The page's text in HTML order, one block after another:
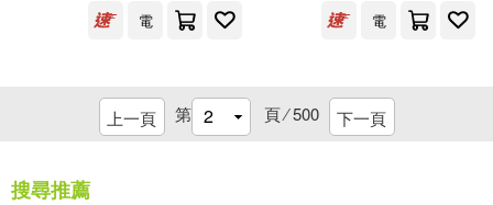
何政廣(7) 俞吾金(7)
四川少年兒童出版社(28)
安徽文藝出版社(28)
電
電
上一頁 第 頁 ⁄500 下一頁
搜尋推薦